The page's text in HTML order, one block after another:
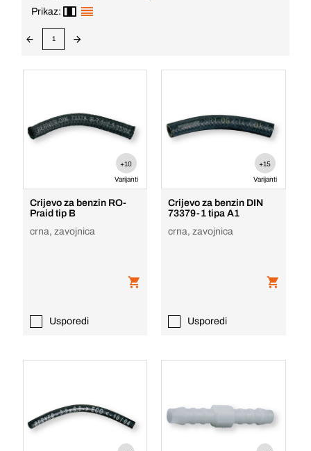
Prikaz:
1
+10
Varijanti
Crijevo za benzin RO-
Praid tip B
crna, zavojnica
Usporedi
+15
Varijanti
Crijevo za benzin DIN
73379-1 tipa A1
crna, zavojnica
Usporedi